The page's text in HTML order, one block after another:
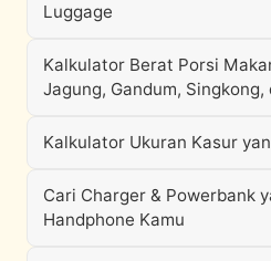
Luggage
Kalkulator Berat Porsi
Jagung, Gandum, Singkong,
Kalkulator Ukuran Kasur
Cari Charger & Powerbank
Handphone Kamu